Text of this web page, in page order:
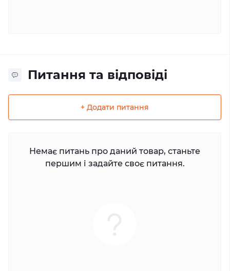
Питання та відповіді
+ Додати питання
Немає питань про даний товар, станьте
першим і задайте своє питання.